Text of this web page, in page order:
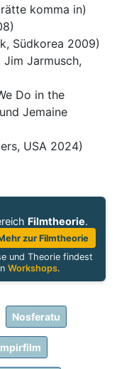
komma in)
Südkorea 2009)
Jarmusch,
Do in the
Jemaine
USA 2024)
Filmtheorie.
zur Filmtheorie
und Theorie findest
Workshops.
Nosferatu